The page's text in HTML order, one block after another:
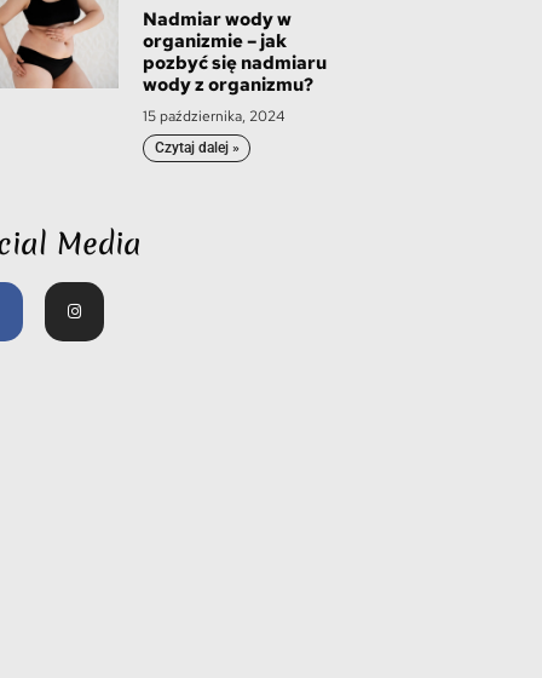
Nadmiar wody w
organizmie – jak
pozbyć się nadmiaru
wody z organizmu?
15 października, 2024
Czytaj dalej »
Media